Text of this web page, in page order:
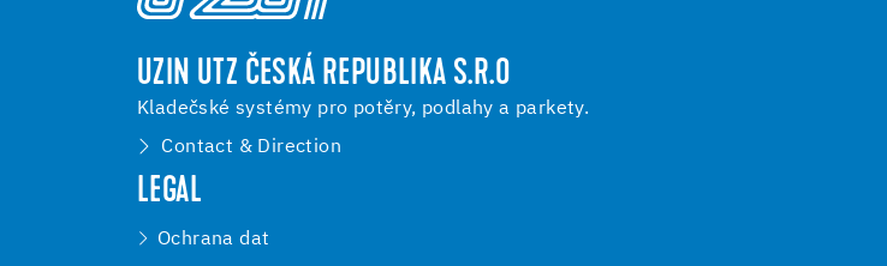
UZIN UTZ ČESKÁ REPUBLIKA S.R.O
Kladečské systémy pro potěry, podlahy a parkety.
Contact & Direction
LEGAL
Ochrana dat